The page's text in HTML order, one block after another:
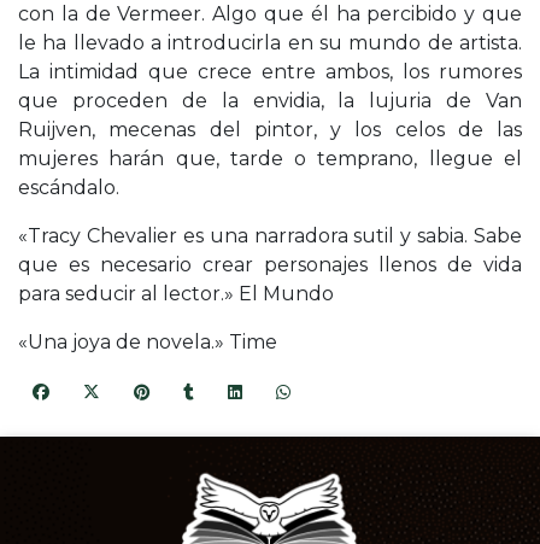
con la de Vermeer. Algo que él ha percibido y que
le ha llevado a introducirla en su mundo de artista.
La intimidad que crece entre ambos, los rumores
que proceden de la envidia, la lujuria de Van
Ruijven, mecenas del pintor, y los celos de las
mujeres harán que, tarde o temprano, llegue el
escándalo.
«Tracy Chevalier es una narradora sutil y sabia. Sabe
que es necesario crear personajes llenos de vida
para seducir al lector.» El Mundo
«Una joya de novela.» Time